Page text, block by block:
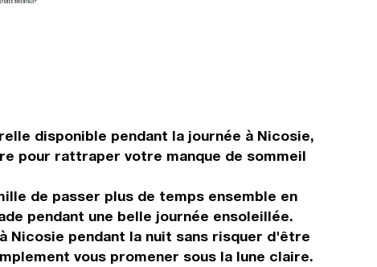
disponible pendant la journée à Nicosie,
pour rattraper votre manque de sommeil
de passer plus de temps ensemble en
pendant une belle journée ensoleillée.
pendant la nuit sans risquer d'être
vous promener sous la lune claire.